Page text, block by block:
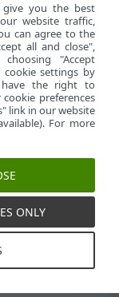
cookies
Cookiepolitik
you the best
website traffic,
can agree to the
all and close",
"Accept
settings by
have the right to
preferences
link in our website
For more
ONLY